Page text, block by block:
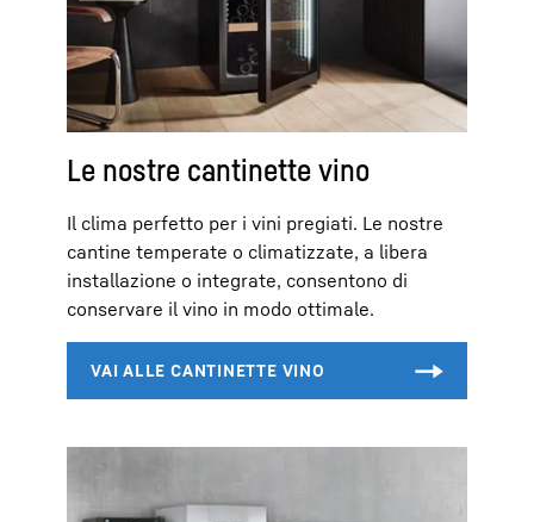
Le nostre cantinette vino
Il clima perfetto per i vini pregiati. Le nostre
cantine temperate o climatizzate, a libera
installazione o integrate, consentono di
conservare il vino in modo ottimale.